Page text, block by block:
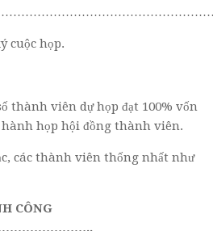
cuộc họp.
viên dự họp đạt 100% vốn
họp hội đồng thành viên.
các thành viên thống nhất như
CÔNG